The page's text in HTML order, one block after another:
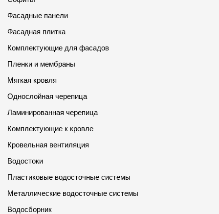
Республика Хакасия
8 800 100 71 45 site@docke.ru
Сб-Вс - выходной
Фасадные панели
Фасадная плитка
Комплектующие для фасадов
Пленки и мембраны
Мягкая кровля
Однослойная черепица
Ламинированная черепица
Комплектующие к кровле
Кровельная вентиляция
Водостоки
Пластиковые водосточные системы
Металлические водосточные системы
Водосборник